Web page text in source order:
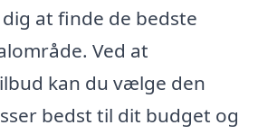
at finde de bedste
Ved at
kan du vælge den
bedst til dit budget og